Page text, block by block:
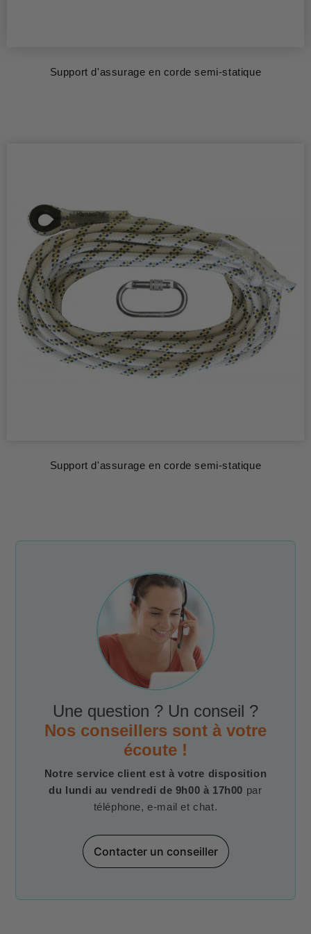
Support d'assurage en corde semi-statique
Support d'assurage en corde semi-statique
Une question ? Un conseil ?
Nos conseillers sont à votre
écoute !
Notre service client est à votre disposition
du lundi au vendredi de 9h00 à 17h00 par
téléphone, e-mail et chat.
Contacter un conseiller